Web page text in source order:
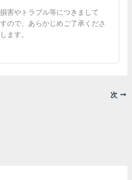
害やトラブル等につきまして
ので、あらかじめご了承くださ
ます。
次